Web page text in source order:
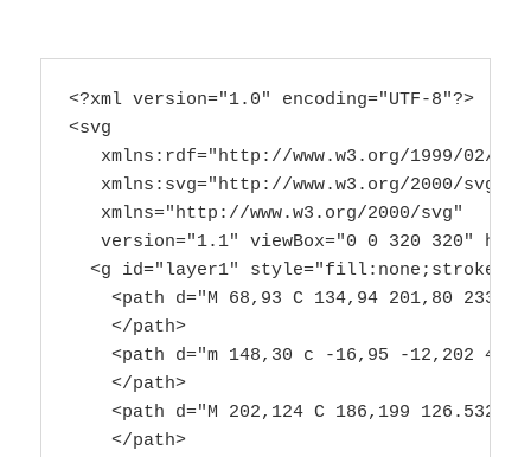
<?xml version="1.0" encoding="UTF-8"?>
<svg
xmlns:rdf="http://www.w3.org/1999/02/
   xmlns:svg="http://www.w3.org/2000/svg"
   xmlns="http://www.w3.org/2000/svg"
version="1.1" viewBox="0 0 320 320"
<g id="layer1"
<path d="M 68,93 C 134,94 201,80
    </path>
<path d="m 148,30 c -16,95 -12,202
    </path>
<path d="M 202,124 C 186,199
    </path>